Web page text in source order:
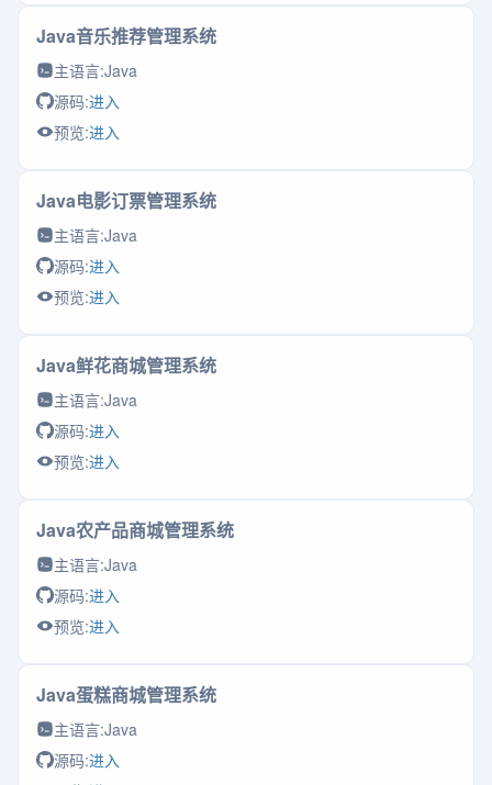
Java音乐推荐管理系统
主语言:Java
源码:进入
预览:进入
Java电影订票管理系统
主语言:Java
源码:进入
预览:进入
Java鲜花商城管理系统
主语言:Java
源码:进入
预览:进入
Java农产品商城管理系统
主语言:Java
源码:进入
预览:进入
Java蛋糕商城管理系统
主语言:Java
源码:进入